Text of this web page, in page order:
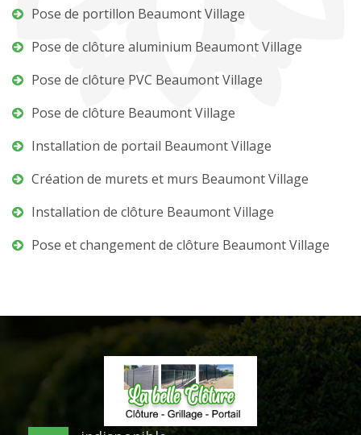
Pose de portillon Beaumont Village
Pose de clôture aluminium Beaumont Village
Pose de clôture PVC Beaumont Village
Pose de clôture Beaumont Village
Installation de portail Beaumont Village
Création de murets et murs Beaumont Village
Installation de clôture Beaumont Village
Pose et changement de clôture Beaumont Village